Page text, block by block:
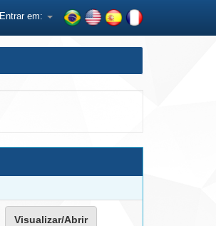
Entrar em:
Visualizar/Abrir